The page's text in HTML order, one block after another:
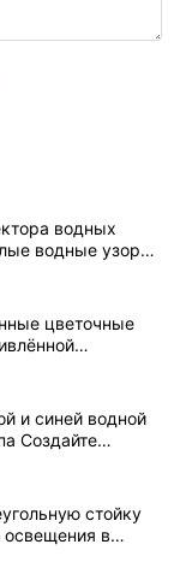
водных
водные узоры
или
цветочные
и синей водной
Создайте
для
стойку
освещения в
📝🏠